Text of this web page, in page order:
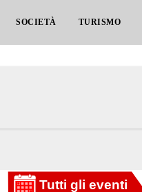
SOCIETÀ TURISMO